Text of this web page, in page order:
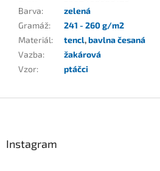
Barva:
zelená
Gramáž:
241 - 260 g/m2
Materiál: tencl,bavlna česaná
Vazba:
žakárová
Vzor: ptáčci
Instagram